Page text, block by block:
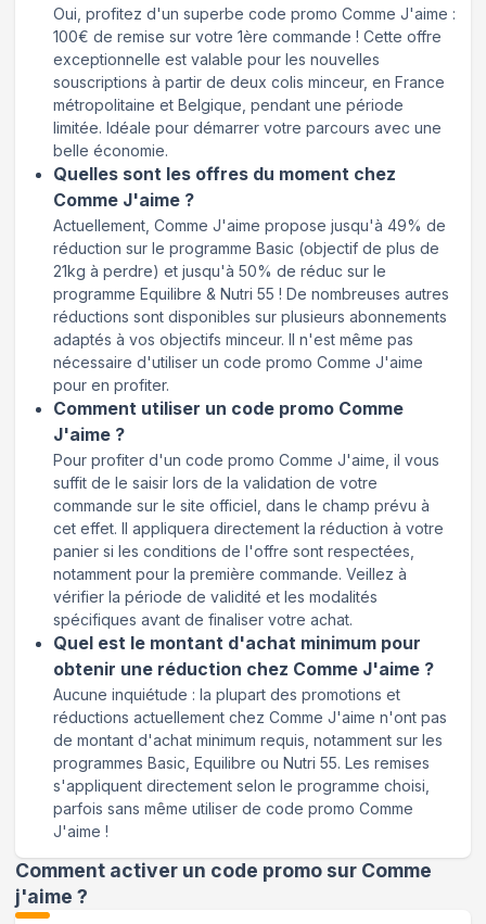
Oui, profitez d'un superbe code promo Comme J'aime :
100€ de remise sur votre 1ère commande ! Cette offre
exceptionnelle est valable pour les nouvelles
souscriptions à partir de deux colis minceur, en France
métropolitaine et Belgique, pendant une période
limitée. Idéale pour démarrer votre parcours avec une
belle économie.
Quelles sont les offres du moment chez
Comme J'aime ?
Actuellement, Comme J'aime propose jusqu'à 49% de
réduction sur le programme Basic (objectif de plus de
21kg à perdre) et jusqu'à 50% de réduc sur le
programme Equilibre & Nutri 55 ! De nombreuses autres
réductions sont disponibles sur plusieurs abonnements
adaptés à vos objectifs minceur. Il n'est même pas
nécessaire d'utiliser un code promo Comme J'aime
pour en profiter.
Comment utiliser un code promo Comme
J'aime ?
Pour profiter d'un code promo Comme J'aime, il vous
suffit de le saisir lors de la validation de votre
commande sur le site officiel, dans le champ prévu à
cet effet. Il appliquera directement la réduction à votre
panier si les conditions de l'offre sont respectées,
notamment pour la première commande. Veillez à
vérifier la période de validité et les modalités
spécifiques avant de finaliser votre achat.
Quel est le montant d'achat minimum pour
obtenir une réduction chez Comme J'aime ?
Aucune inquiétude : la plupart des promotions et
réductions actuellement chez Comme J'aime n'ont pas
de montant d'achat minimum requis, notamment sur les
programmes Basic, Equilibre ou Nutri 55. Les remises
s'appliquent directement selon le programme choisi,
parfois sans même utiliser de code promo Comme
J'aime !
Comment activer un code promo sur Comme
j'aime ?